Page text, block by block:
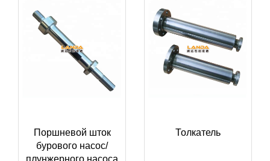
Поршневой шток
бурового насос/
плунжерного насоса
Толкатель